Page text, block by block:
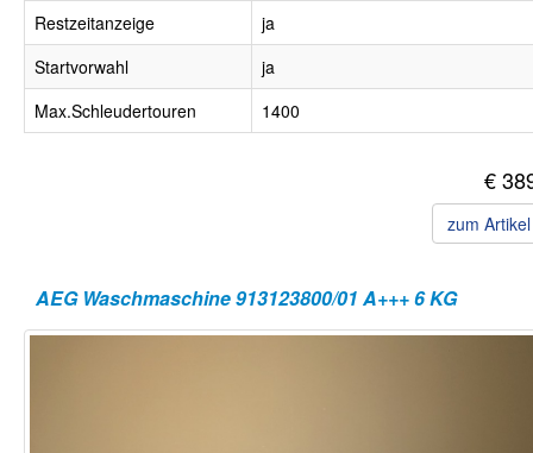
Restzeitanzeige
ja
Startvorwahl
ja
Max.Schleudertouren
1400
€
zum
AEG Waschmaschine 913123800/01 A+++ 6 KG